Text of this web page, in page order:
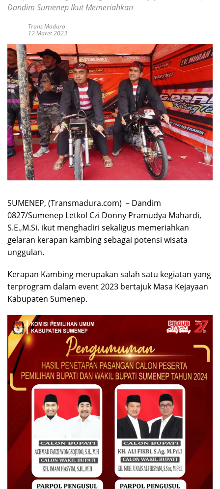
Dandim Sumenep Ikut Memeriahkan
Trans Madura
12 Maret 2023
SUMENEP, (Transmadura.com) – Dandim
0827/Sumenep Letkol Czi Donny Pramudya Mahardi,
S.E.,M.Si. ikut menghadiri sekaligus memeriahkan
gelaran kerapan kambing sebagai potensi wisata
unggulan.
Kerapan Kambing merupakan salah satu kegiatan yang
terprogram dalam event 2023 bertajuk Masa Kejayaan
Kabupaten Sumenep.